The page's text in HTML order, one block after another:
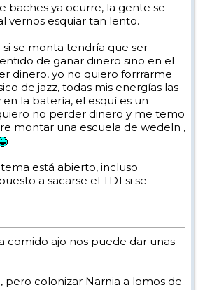
baches ya ocurre, la gente se
vernos esquiar tan lento.
si se monta tendría que ser
de ganar dinero sino en el
dinero, yo no quiero forrrarme
de jazz, todas mis energías las
la batería, el esquí es un
no perder dinero y me temo
montar una escuela de wedeln ,
está abierto, incluso
a sacarse el TD1 si se
comido ajo nos puede dar unas
pero colonizar Narnia a lomos de